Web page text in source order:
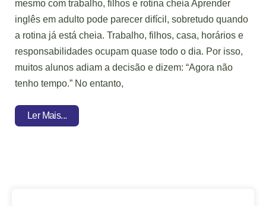
mesmo com trabalho, filhos e rotina cheia Aprender
inglês em adulto pode parecer difícil, sobretudo quando
a rotina já está cheia. Trabalho, filhos, casa, horários e
responsabilidades ocupam quase todo o dia. Por isso,
muitos alunos adiam a decisão e dizem: “Agora não
tenho tempo.” No entanto,
Ler Mais...